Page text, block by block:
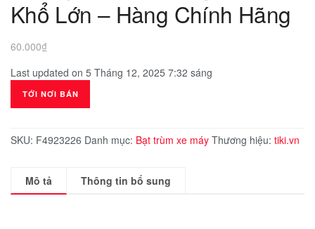
Khổ Lớn – Hàng Chính Hãng
60.000₫
Last updated on 5 Tháng 12, 2025 7:32 sáng
TỚI NƠI BÁN
SKU: F4923226 Danh mục: Bạt trùm xe máy Thương hiệu: tiki.vn
Mô tả Thông tin bổ sung